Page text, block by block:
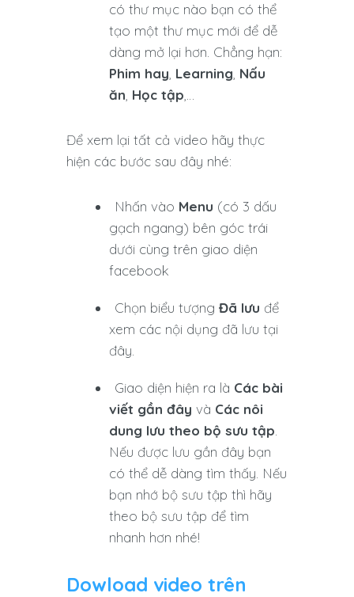
có thư mục nào bạn có thể
tạo một thư mục mới để dễ
dàng mở lại hơn. Chẳng hạn:
Phim hay Learning Nấu
ăn Học tập
Để xem lại tất cả video hãy thực
hiện các bước sau đây nhé:
Nhấn vào Menu (có 3 dấu
gạch ngang) bên góc trái
dưới cùng trên giao diện
facebook
Chọn biểu tượngĐã lưu để
xem các nội dụng đã lưu tại
đây.
Giao diện hiện ra là Các bài
viết gần đâyvà Các nôi
dung lưu theo bộ sưu tập
Nếu được lưu gần đây bạn
có thể dễ dàng tìm thấy. Nếu
bạn nhớ bộ sưu tập thì hãy
theo bộ sưu tập để tìm
nhanh hơn nhé!
Dowload video trên